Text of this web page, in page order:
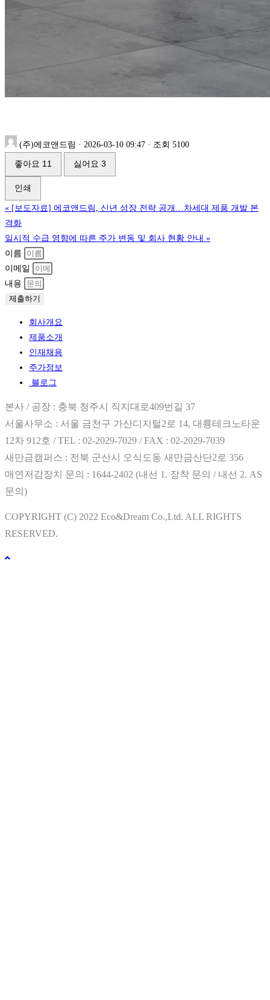
(주)에코앤드림 · 2026-03-10 09:47 · 조회 5100
좋아요 11 싫어요 3
인쇄
« [보도자료] 에코앤드림, 신년 성장 전략 공개…차세대 제품 개발 본
격화
일시적 수급 영향에 따른 주가 변동 및 회사 현황 안내 »
이름
이메일
내용
제출하기
회사개요
제품소개
인재채용
주가정보
블로그
본사 / 공장 : 충북 청주시 직지대로409번길 37
서울사무소 : 서울 금천구 가산디지털2로 14, 대륭테크노타운
12차 912호 / TEL : 02-2029-7029 / FAX : 02-2029-7039
새만금캠퍼스 : 전북 군산시 오식도동 새만금산단2로 356
매연저감장치 문의 : 1644-2402 (내선 1. 장착 문의 / 내선 2. AS
문의)
COPYRIGHT (C) 2022 Eco&Dream Co.,Ltd. ALL RIGHTS
RESERVED.